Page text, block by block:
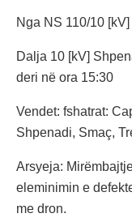
Nga NS 110/10
Dalja 10 [kV]
deri në ora 15:30
Vendet: fshatrat:
Shpenadi, Smaç,
Arsyeja:
eleminimin e
me dron.